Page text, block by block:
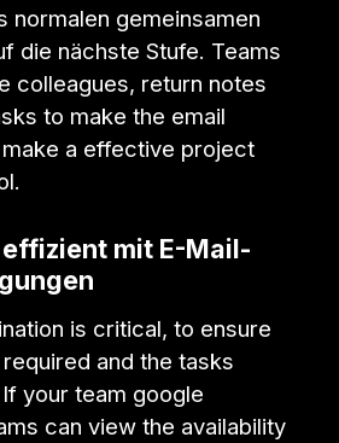
normalen gemeinsamen
die nächste Stufe. Teams
colleagues, return notes
to make the email
a effective project
effizient mit E-Mail-
is critical, to ensure
and the tasks
your team google
can view the availability